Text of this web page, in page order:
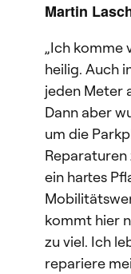
Martin
„Ich komme
heilig. Auch
jeden Meter
Dann aber
um die
Reparaturen
ein hartes
kommt hier
zu viel. Ich
repariere